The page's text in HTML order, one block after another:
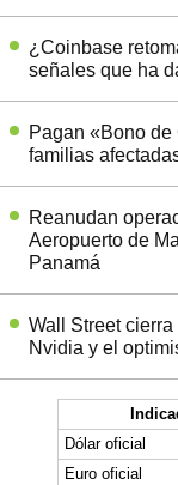
¿Coinbase
señales que ha
Pagan «Bono
familias
Reanudan
Aeropuerto de
Panamá
Wall Street
Nvidia y el
Dólar oficial
Euro oficial